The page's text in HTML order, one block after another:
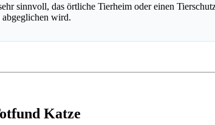
sinnvoll, das örtliche Tierheim oder einen
abgeglichen wird.
Katze